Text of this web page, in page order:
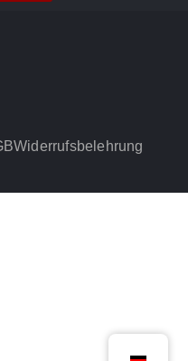
Widerrufsbelehrung